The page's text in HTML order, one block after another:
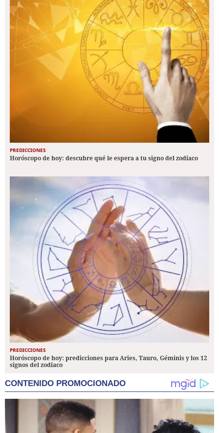
PREDICCIONES
Horóscopo de hoy: descubre qué le espera a tu signo del zodiaco
PREDICCIONES
Horóscopo de hoy: predicciones para Aries, Tauro, Géminis y los 12
signos del zodiaco
CONTENIDO PROMOCIONADO